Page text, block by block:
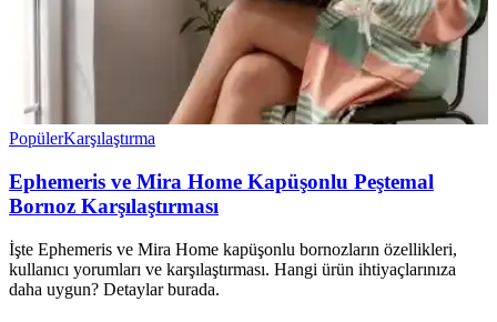
PopülerKarşılaştırma
Ephemeris ve Mira Home Kapüşonlu Peştemal
Bornoz Karşılaştırması
İşte Ephemeris ve Mira Home kapüşonlu bornozların özellikleri,
kullanıcı yorumları ve karşılaştırması. Hangi ürün ihtiyaçlarınıza
daha uygun? Detaylar burada.